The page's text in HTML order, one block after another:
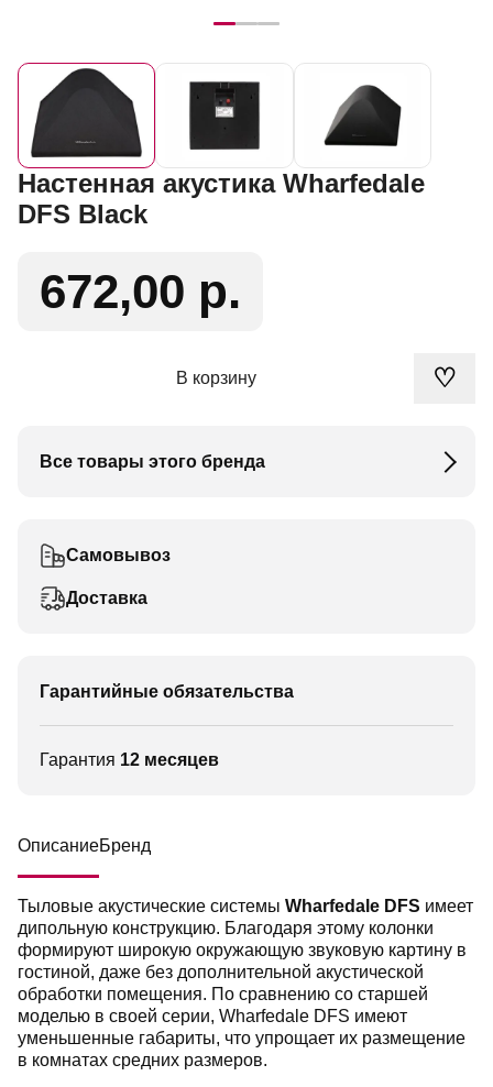
Настенная акустика Wharfedale
DFS Black
672,00 р.
В корзину ♡
Все товары этого бренда
Самовывоз
Доставка
Гарантийные обязательства
Гарантия 12 месяцев
ОписаниеБренд
Тыловые акустические системы Wharfedale DFS имеет
дипольную конструкцию. Благодаря этому колонки
формируют широкую окружающую звуковую картину в
гостиной, даже без дополнительной акустической
обработки помещения. По сравнению со старшей
моделью в своей серии, Wharfedale DFS имеют
уменьшенные габариты, что упрощает их размещение
в комнатах средних размеров.